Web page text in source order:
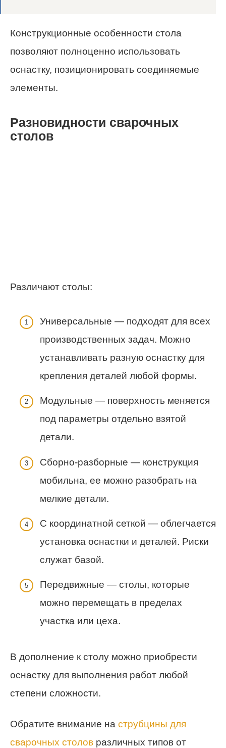
Конструкционные особенности стола
позволяют полноценно использовать
оснастку, позиционировать соединяемые
элементы.
Разновидности сварочных
столов
Различают столы:
Универсальные — подходят для всех
производственных задач. Можно
устанавливать разную оснастку для
крепления деталей любой формы.
Модульные — поверхность меняется
под параметры отдельно взятой
детали.
Сборно-разборные — конструкция
мобильна, ее можно разобрать на
мелкие детали.
С координатной сеткой — облегчается
установка оснастки и деталей. Риски
служат базой.
Передвижные — столы, которые
можно перемещать в пределах
участка или цеха.
В дополнение к столу можно приобрести
оснастку для выполнения работ любой
степени сложности.
Обратите внимание на струбцины для
сварочных столов различных типов от